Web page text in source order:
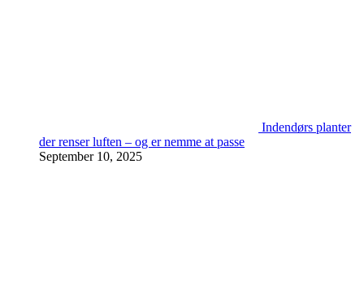
Indendørs planter
der renser luften – og er nemme at passe
September 10, 2025